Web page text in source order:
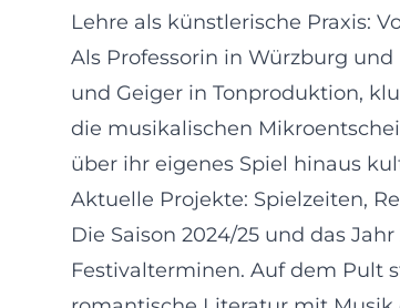
Lehre als künstlerische Praxis:
Als Professorin in Würzburg
und Geiger in Tonproduktion,
die musikalischen
über ihr eigenes Spiel hinaus
Aktuelle Projekte: Spielzeiten,
Die Saison 2024/25 und das
Festivalterminen. Auf dem Pult